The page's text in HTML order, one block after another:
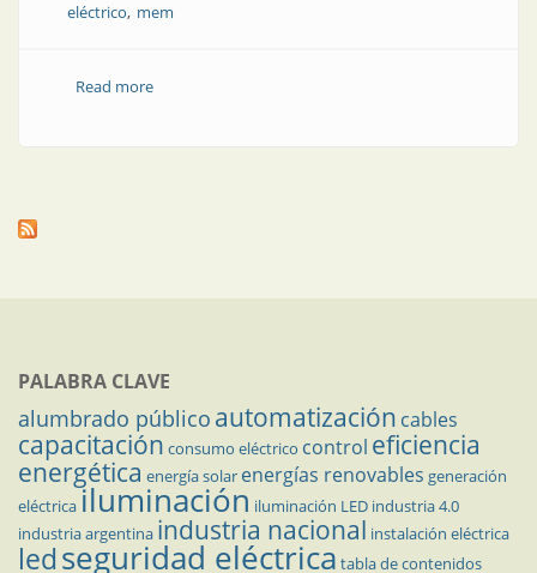
eléctrico mem
Read moreabout Demanda eléctrica: qué pasó en septiembre
PALABRA CLAVE
alumbrado público automatización cables
capacitación consumo eléctrico control eficiencia
energética energía solar energías renovables generación
eléctricailuminación iluminación LED industria 4.0
industria argentina industria nacional instalación eléctrica
ledseguridad eléctrica tabla de contenidos